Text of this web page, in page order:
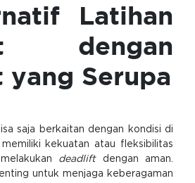
Latihan
dengan
yang Serupa
saja berkaitan dengan kondisi di
kekuatan atau fleksibilitas
deadliftdengan aman.
untuk menjaga keberagaman